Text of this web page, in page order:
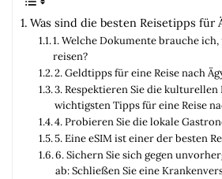
Was sind die besten Reisetipps für
1. Welche Dokumente brauche
reisen?
2. Geldtipps für eine Reise nach
3. Respektieren Sie die
wichtigsten Tipps für eine Reise
4. Probieren Sie die lokale
5. Eine eSIM ist einer der besten
6. Sichern Sie sich gegen
ab: Schließen Sie eine